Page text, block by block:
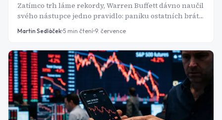
Zatímco trh láme rekordy, Warren Buffett dávno naučil
svého nástupce jedno pravidlo: paniku ostatních brát
jako příležitost. Čísla za poslední čtvrtletí to potvrzují.
Martin Sedláček 5 min čtení 9. července